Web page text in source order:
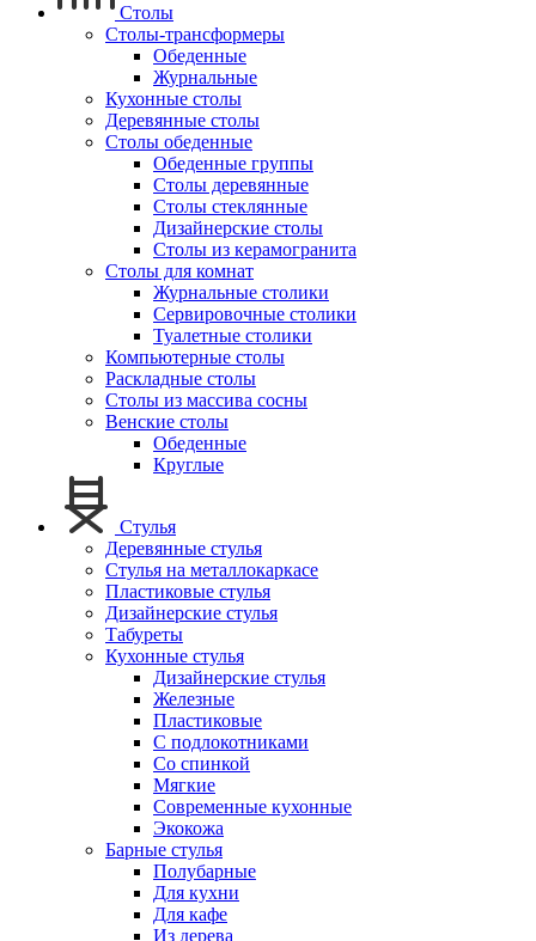
Столы
Столы-трансформеры
Обеденные
Журнальные
Кухонные столы
Деревянные столы
Столы обеденные
Обеденные группы
Столы деревянные
Столы стеклянные
Дизайнерские столы
Столы из керамогранита
Столы для комнат
Журнальные столики
Сервировочные столики
Туалетные столики
Компьютерные столы
Раскладные столы
Столы из массива сосны
Венские столы
Обеденные
Круглые
Стулья
Деревянные стулья
Стулья на металлокаркасе
Пластиковые стулья
Дизайнерские стулья
Табуреты
Кухонные стулья
Дизайнерские стулья
Железные
Пластиковые
С подлокотниками
Со спинкой
Мягкие
Современные кухонные
Экокожа
Барные стулья
Полубарные
Для кухни
Для кафе
Из дерева